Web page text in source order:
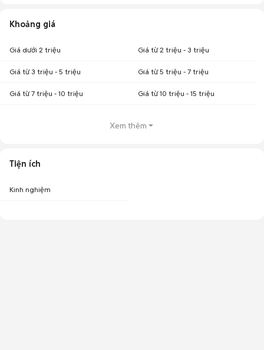
Khoảng giá
Giá dưới 2 triệu Giá từ 2 triệu - 3 triệu
Giá từ 3 triệu - 5 triệu Giá từ 5 triệu - 7 triệu
Giá từ 7 triệu - 10 triệu Giá từ 10 triệu - 15 triệu
Xem thêm
Tiện ích
Kinh nghiệm